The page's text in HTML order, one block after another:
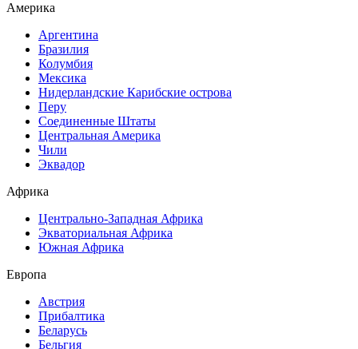
Америка
Аргентина
Бразилия
Колумбия
Мексика
Нидерландские Карибские острова
Перу
Соединенные Штаты
Центральная Америка
Чили
Эквадор
Африка
Центрально-Западная Африка
Экваториальная Африка
Южная Африка
Европа
Австрия
Прибалтика
Беларусь
Бельгия